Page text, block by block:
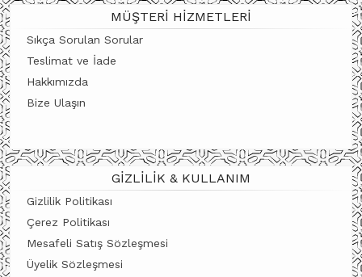
MÜŞTERI HIZMETLERI
Sıkça Sorulan Sorular
Teslimat ve İade
Hakkımızda
Bize Ulaşın
GIZLILIK & KULLANIM
Gizlilik Politikası
Çerez Politikası
Mesafeli Satış Sözleşmesi
Üyelik Sözleşmesi